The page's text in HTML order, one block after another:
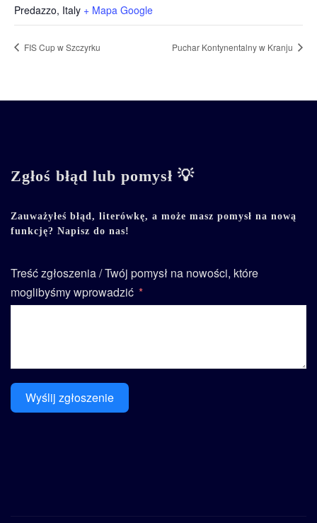
Predazzo, Italy + Mapa Google
FIS Cup w Szczyrku Puchar Kontynentalny w Kranju
Zgłoś błąd lub pomysł 💡
Zauważyłeś błąd, literówkę, a może masz pomysł na nową
funkcję? Napisz do nas!
Treść zgłoszenia / Twój pomysł na nowości, które
moglibyśmy wprowadzić
Wyślij zgłoszenie